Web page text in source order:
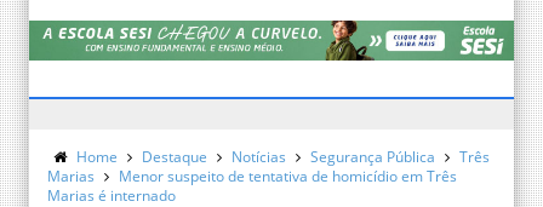
Home Destaque Notícias Segurança Pública
Três
Marias
Menor suspeito de tentativa de homicídio em Três
Marias é internado